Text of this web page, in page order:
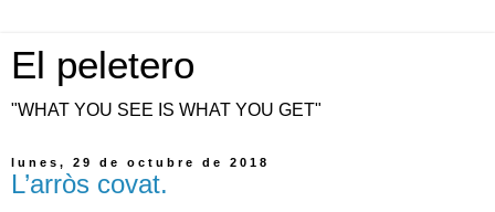
El peletero
"WHAT YOU SEE IS WHAT YOU GET"
lunes, 29 de octubre de 2018
L’arròs covat.